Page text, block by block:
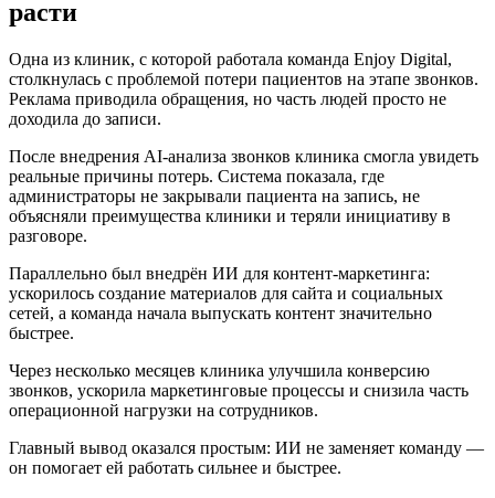
расти
Одна из клиник, с которой работала команда Enjoy Digital,
столкнулась с проблемой потери пациентов на этапе звонков.
Реклама приводила обращения, но часть людей просто не
доходила до записи.
После внедрения AI-анализа звонков клиника смогла увидеть
реальные причины потерь. Система показала, где
администраторы не закрывали пациента на запись, не
объясняли преимущества клиники и теряли инициативу в
разговоре.
Параллельно был внедрён ИИ для контент-маркетинга:
ускорилось создание материалов для сайта и социальных
сетей, а команда начала выпускать контент значительно
быстрее.
Через несколько месяцев клиника улучшила конверсию
звонков, ускорила маркетинговые процессы и снизила часть
операционной нагрузки на сотрудников.
Главный вывод оказался простым: ИИ не заменяет команду —
он помогает ей работать сильнее и быстрее.